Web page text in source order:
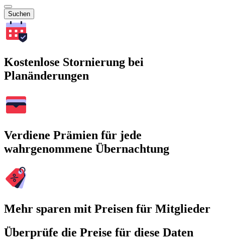
Suchen
Kostenlose Stornierung bei
Planänderungen
Verdiene Prämien für jede
wahrgenommene Übernachtung
Mehr sparen mit Preisen für Mitglieder
Überprüfe die Preise für diese Daten